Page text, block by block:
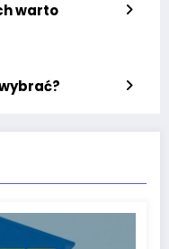
warto